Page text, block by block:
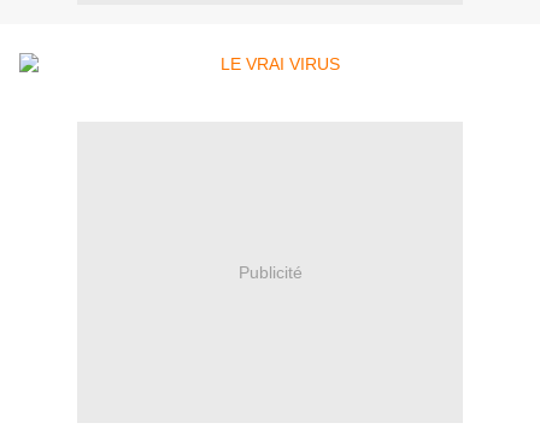
Publicité